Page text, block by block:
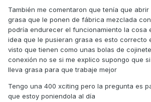
También me comentaron que tenía que
grasa que le ponen de fábrica mezclada
podría endurecer el funcionamiento la cosa
idea que le pusieran grasa es esto correcto
visto que tienen como unas bolas de
conexión no se si me explico supongo que
lleva grasa para que trabaje mejor
Tengo una 400 xciting pero la pregunta es
que estoy poniendola al día